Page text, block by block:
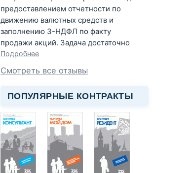
предоставлением отчетности по
движению валютных средств и
заполнению 3-НДФЛ по факту
продажи акций. Задача достаточно
Подробнее
Смотреть все отзывы
ПОПУЛЯРНЫЕ КОНТРАКТЫ